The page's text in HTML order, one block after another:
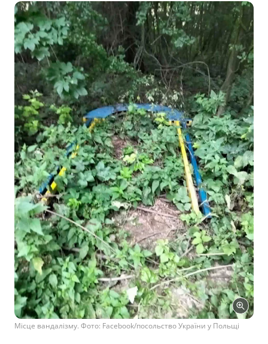
Місце вандалізму. Фото: Facebook/посольство України у Польщі